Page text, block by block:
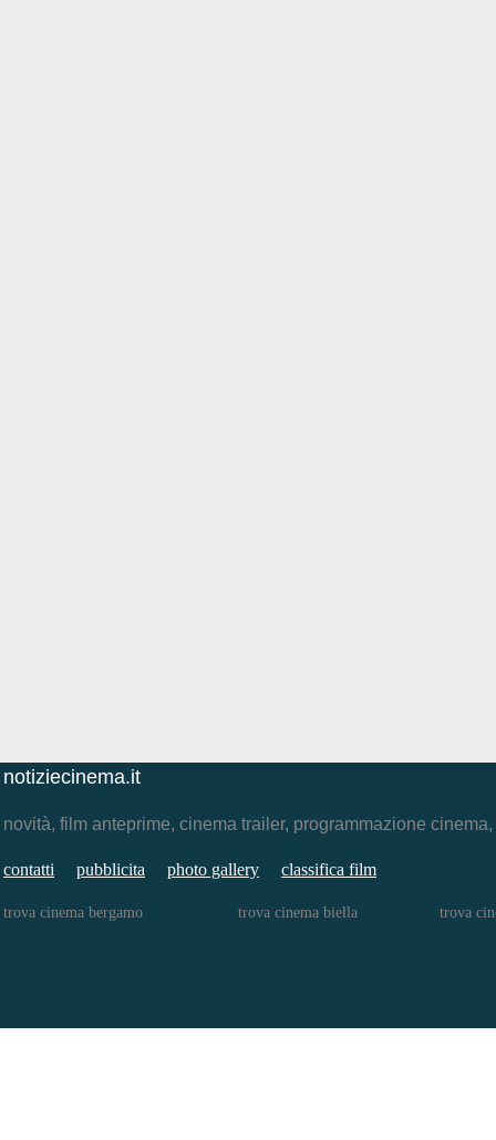
notiziecinema.it
novità, film anteprime, cinema trailer, programmazione
contatti pubblicita photo gallery classifica film
trova cinema bergamo trova cinema biella trova